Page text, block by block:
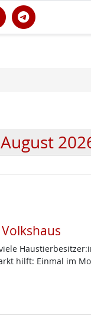
August
hilft: Einmal im